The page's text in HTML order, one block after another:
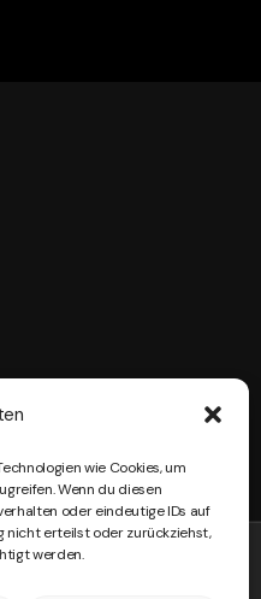
wie Cookies, um
Wenn du diesen
oder eindeutige IDs auf
nicht erteilst oder zurückziehst,
werden.